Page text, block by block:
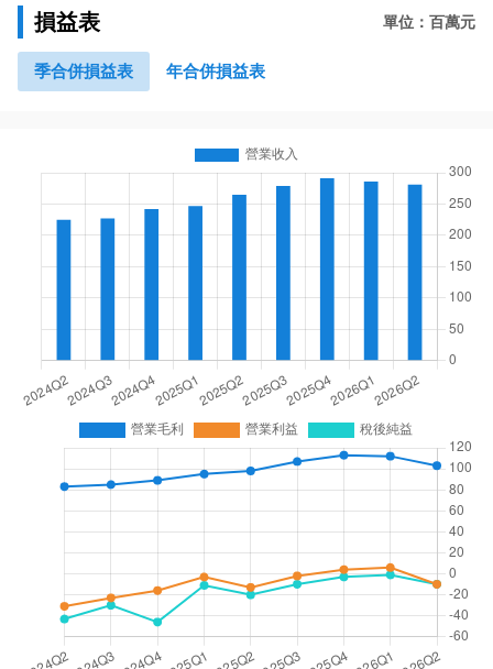
損益表 單位：百萬元
季合併損益表 年合併損益表